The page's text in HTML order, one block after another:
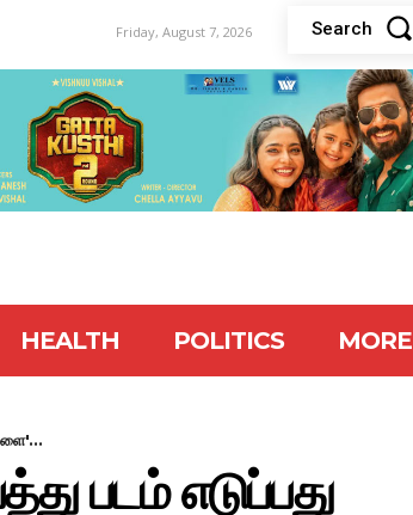
Friday, August 7, 2026 Search
HEALTH POLITICS MORE
படம் எடுப்பது